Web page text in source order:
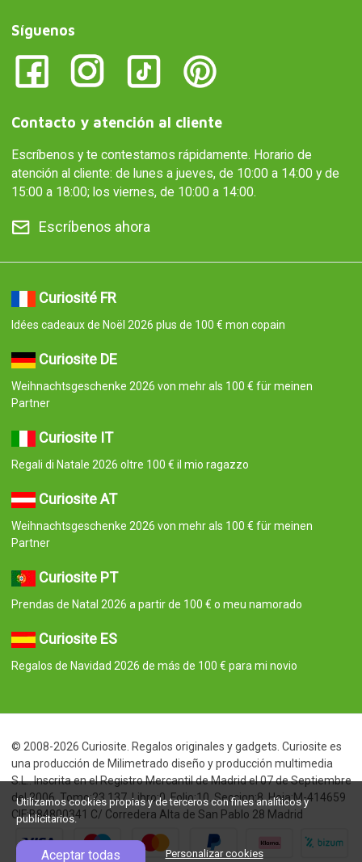
Síguenos
Contacto y atención al cliente
Escríbenos y te contestamos rápidamente. Horario de
atención al cliente: de lunes a jueves, de 10:00 a 14:00 y de
15:00 a 18:00; los viernes, de 10:00 a 14:00.
Escríbenos ahora
Curiosité FR
Idées cadeaux de Noël 2026 plus de 100 € mon copain
Curiosite DE
Weihnachtsgeschenke 2026 von mehr als 100 € für meinen
Partner
Curiosite IT
Regali di Natale 2026 oltre 100 € il mio ragazzo
Curiosite AT
Weihnachtsgeschenke 2026 von mehr als 100 € für meinen
Partner
Curiosite PT
Prendas de Natal 2026 a partir de 100 € o meu namorado
Curiosite ES
Regalos de Navidad 2026 de más de 100 € para mi novio
© 2008-2026 Curiosite. Regalos originales y gadgets. Curiosite es
una producción de Milimetrado diseño y producción multimedia
S.L.. Inscrita en el Registro Mercantil de Madrid el 07 de Septiembre
del 2006. Tomo:23.137. Libro:0. Folio:10. Seccion:8. Hoja:M-414659
CIF:B84800341 C/ Corredera Alta de San Pablo 28 Madrid
Utilizamos cookies propias y de terceros con fines analíticos y
publicitarios.
Aceptar todas Personalizar cookies